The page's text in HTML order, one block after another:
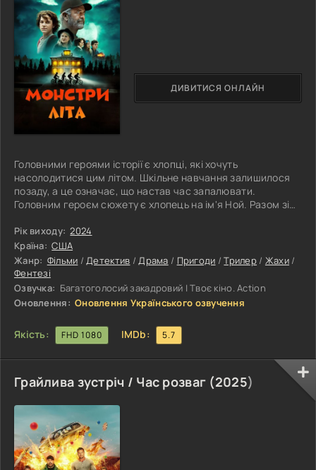
Головними героями історії є хлопці, які хочуть
насолодитися цим літом. Шкільне навчання залишилося
позаду, а це означає, що настав час запалювати.
Головним героєм сюжету є хлопець на ім'я Ной. Разом зі
уже вийшов на пенсію, щоб розібратися в неприємній
ситуації. Але що ж сталося? Таємнича сила заважає
хлопцям почати літні веселощі, вечірка і подальше
проведення часу в спокої під загрозою. Спочатку хлопці
самі намагалися з'ясувати, що ж
Рік виходу: 2024
Країна: США
Жанр: Фільми /Детектив /Драма / Пригоди /Трилер / Жахи /
Фентезі
Озвучка: Багатоголосий закадровий | Твоє кіно. Action
Оновлення: Оновлення Українського озвучення
Якість: FHD 1080 IMDb: 5.7
ДИВИТИСЯ ОНЛАЙН
Грайлива зустріч / Час розваг (2025)